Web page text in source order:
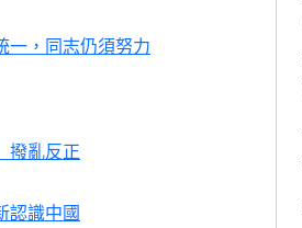
一，同志仍須努力
亂反正
認識中國